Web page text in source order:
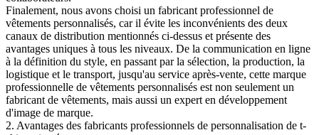
Finalement, nous avons choisi un fabricant professionnel de
vêtements personnalisés, car il évite les inconvénients des deux
canaux de distribution mentionnés ci-dessus et présente des
avantages uniques à tous les niveaux. De la communication en ligne
à la définition du style, en passant par la sélection, la production, la
logistique et le transport, jusqu'au service après-vente, cette marque
professionnelle de vêtements personnalisés est non seulement un
fabricant de vêtements, mais aussi un expert en développement
d'image de marque.
2. Avantages des fabricants professionnels de personnalisation de t-